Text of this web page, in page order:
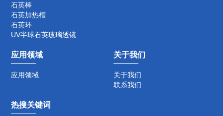
石英棒
石英加热槽
石英环
UV半球石英玻璃透镜
应用领域
应用领域
关于我们
关于我们
联系我们
热搜关键词